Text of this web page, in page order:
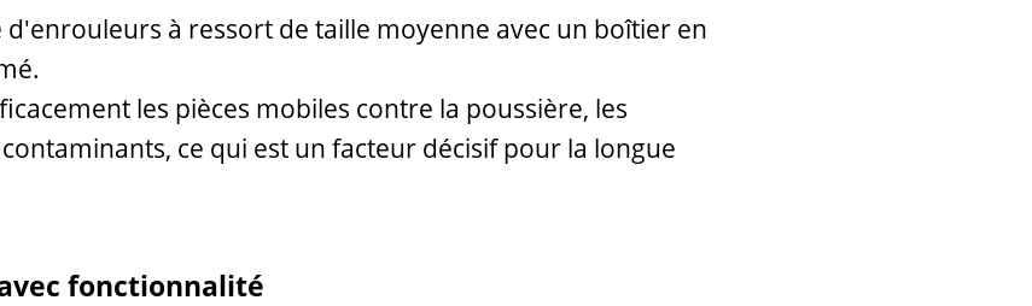
d'enrouleurs à ressort de taille moyenne avec un boîtier en
les pièces mobiles contre la poussière, les
ce qui est un facteur décisif pour la longue
fonctionnalité